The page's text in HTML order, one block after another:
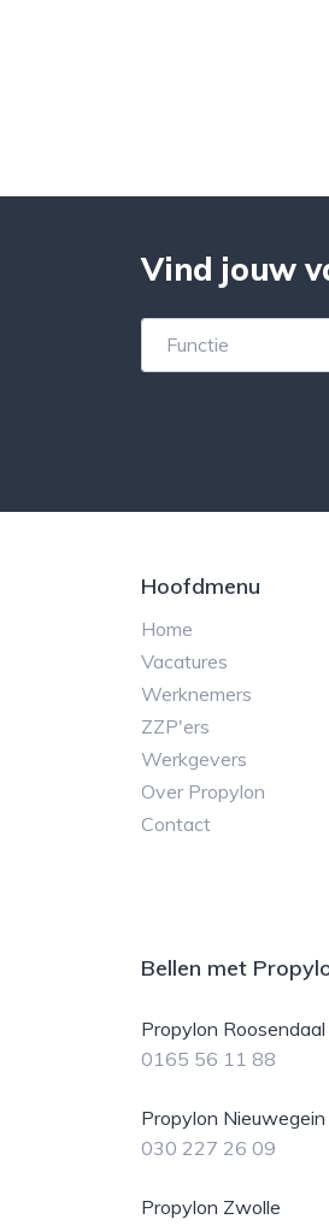
Vind jouw
Hoofdmenu
Home
Vacatures
Werknemers
ZZP'ers
Werkgevers
Over Propylon
Contact
Bellen met
Propylon Roosendaal
0165 56 11 88
Propylon Nieuwegein
030 227 26 09
Propylon Zwolle